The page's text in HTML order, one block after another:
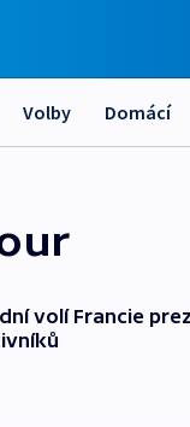
Volby Domácí
volí Francie